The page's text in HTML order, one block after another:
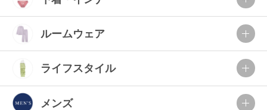
ルームウェア
ライフスタイル
メンズ